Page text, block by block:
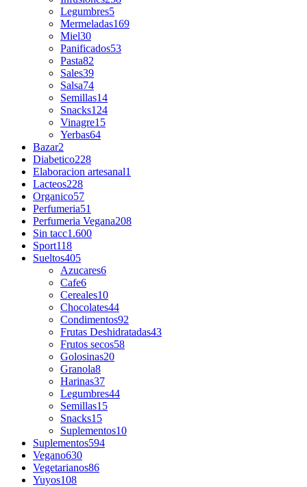
Legumbres5
Mermeladas169
Miel30
Panificados53
Pasta82
Sales39
Salsa74
Semillas14
Snacks124
Vinagre15
Yerbas64
Bazar2
Diabetico228
Elaboracion artesanal1
Lacteos228
Organico57
Perfumeria51
Perfumeria Vegana208
Sin tacc1.600
Sport118
Sueltos405
Azucares6
Cafe6
Cereales10
Chocolates44
Condimentos92
Frutas Deshidratadas43
Frutos secos58
Golosinas20
Granola8
Harinas37
Legumbres44
Semillas15
Snacks15
Suplementos10
Suplementos594
Vegano630
Vegetarianos86
Yuyos108